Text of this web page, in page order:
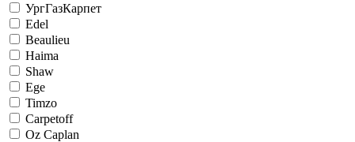
УргГазКарпет
Edel
Beaulieu
Haima
Shaw
Ege
Timzo
Carpetoff
Oz Caplan